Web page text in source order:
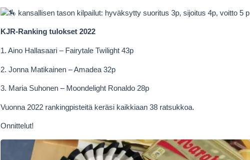
kansallisen tason kilpailut: hyväksytty suoritus 3p, sijoitus 4p, voitto 5 p
KJR-Ranking tulokset 2022
1. Aino Hallasaari – Fairytale Twilight 43p
2. Jonna Matikainen – Amadea 32p
3. Maria Suhonen – Moondelight Ronaldo 28p
Vuonna 2022 rankingpisteitä keräsi kaikkiaan 38 ratsukkoa.
Onnittelut!